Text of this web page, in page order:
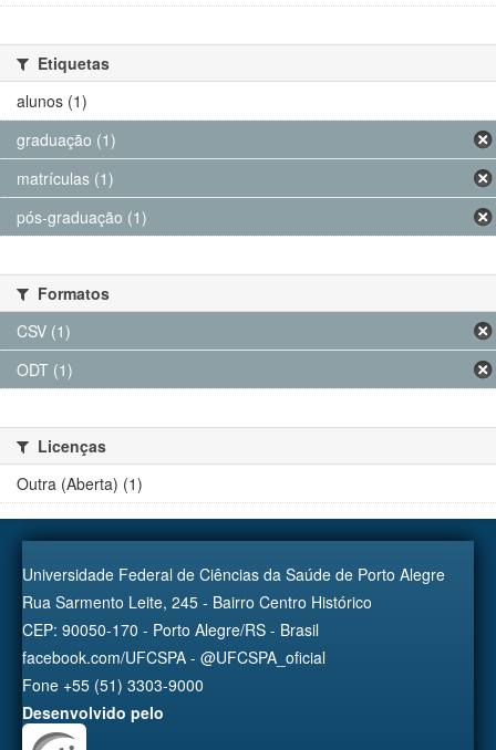
Etiquetas
alunos (1)
graduação (1)
matrículas (1)
pós-graduação (1)
Formatos
CSV (1)
ODT (1)
Licenças
Outra (Aberta) (1)
Universidade Federal de Ciências da Saúde de Porto Alegre
Rua Sarmento Leite, 245 - Bairro Centro Histórico
CEP: 90050-170 - Porto Alegre/RS - Brasil
facebook.com/UFCSPA - @UFCSPA_oficial
Fone +55 (51) 3303-9000
Desenvolvido pelo